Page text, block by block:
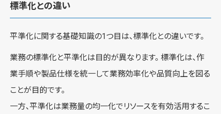
標準化との違い
平準化に関する基礎知識の1つ目は、標準化との違いです。
業務の標準化と平準化は目的が異なります。 標準化は、作
業手順や製品仕様を統一して業務効率化や品質向上を図る
ことが目的です。
一方、平準化は業務量の均一化でリソースを有効活用するこ